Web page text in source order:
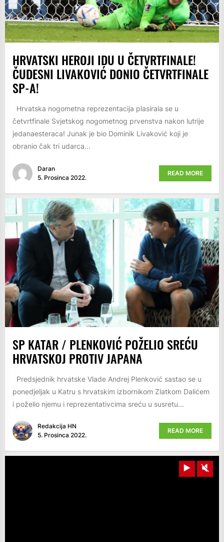
HRVATSKI HEROJI IDU U ČETVRTFINALE!
ČUDESNI LIVAKOVIĆ DONIO ČETVRTFINALE
SP-A!
Hrvatska nogometna reprezentacija plasirala se u
četvrtfinale Svjetskog nogometnog prvenstva nakon lutrije
jedanaesteraca! Junak je bio Dominik Livaković koji je
obranio čak tri udarca...
Daran
5. Prosinca 2022.
READ MORE
SP KATAR / PLENKOVIĆ POŽELIO SREĆU
HRVATSKOJ PROTIV JAPANA
Predsjednik hrvatske Vlade Andrej Plenković sastao se u
ponedjeljak u Katru s hrvatskim izbornikom Zlatkom Dalićem
i poželio njemu i reprezentativcima sreću u susretu...
Redakcija HN
5. Prosinca 2022.
READ MORE
Play